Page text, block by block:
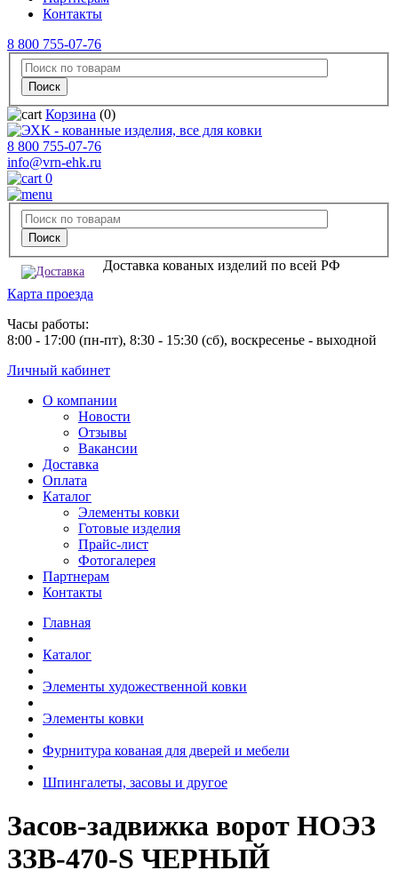
Контакты
8 800 755-07-76
Корзина (0)
8 800 755-07-76
info@vrn-ehk.ru
0
Доставка кованых изделий по всей РФ
Карта проезда
Часы работы:
8:00 - 17:00 (пн-пт), 8:30 - 15:30 (сб), воскресенье - выходной
Личный кабинет
О компании
Новости
Отзывы
Вакансии
Доставка
Оплата
Каталог
Элементы ковки
Готовые изделия
Прайс-лист
Фотогалерея
Партнерам
Контакты
Главная
Каталог
Элементы художественной ковки
Элементы ковки
Фурнитура кованая для дверей и мебели
Шпингалеты, засовы и другое
Засов-задвижка ворот НОЭЗ
ЗЗВ-470-S ЧЕРНЫЙ